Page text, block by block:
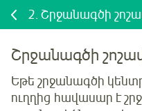
2. Շրջանագծի
Շրջանագծի
Եթե շրջանագծի
ուղղից հավասար է